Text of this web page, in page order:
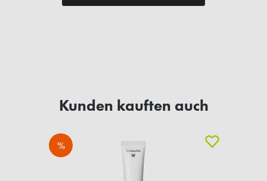
Kunden kauften auch
%